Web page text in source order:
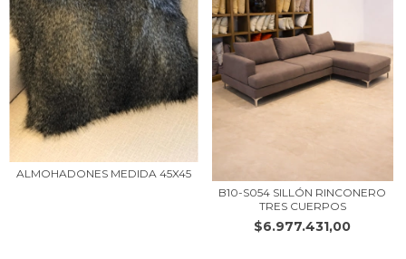
ALMOHADONES MEDIDA 45X45
B10-S054 SILLÓN RINCONERO
TRES CUERPOS
$6.977.431,00